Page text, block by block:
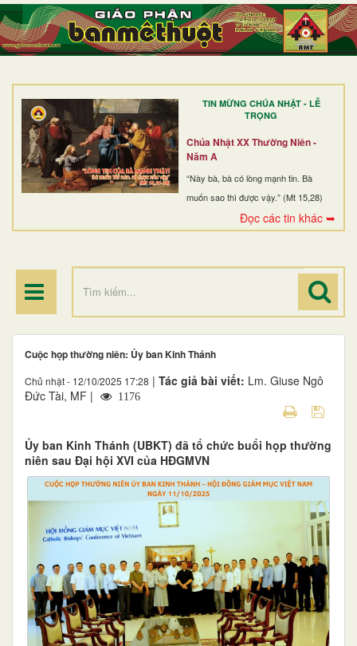
TIN MỪNG CHÚA NHẬT - LỄ
TRỌNG
Chúa Nhật XX Thường Niên -
Năm A
“Này bà, bà có lòng mạnh tin. Bà
muốn sao thì được vậy.” (Mt 15,28)
Đọc các tin khác ➥
TRANG NHẤT
GIỚI THIỆU
DÒNG TU
BAN MỤC VỤ
ĐOÀN THỂ CG
ĐIỂM HÀNH HƯƠNG
Cuộc họp thường niên: Ủy ban Kinh Thánh
Chủ nhật - 12/10/2025 17:28 | Tác giả bài viết: Lm. Giuse Ngô
Đức Tài, MF |
1176
Ủy ban Kinh Thánh (UBKT) đã tổ chức buổi họp thường
niên sau Đại hội XVI của HĐGMVN